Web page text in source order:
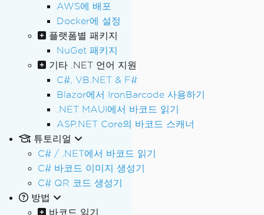
AWS에 배포
Docker에 설정
플랫폼별 패키지
NuGet 패키지
기타 .NET 언어 지원
C#, VB.NET & F#
Blazor에서 IronBarcode 사용하기
.NET MAUI에서 바코드 읽기
ASP.NET Core의 바코드 스캐너
튜토리얼
C# / .NET에서 바코드 읽기
C# 바코드 이미지 생성기
C# QR 코드 생성기
방법
바코드 읽기